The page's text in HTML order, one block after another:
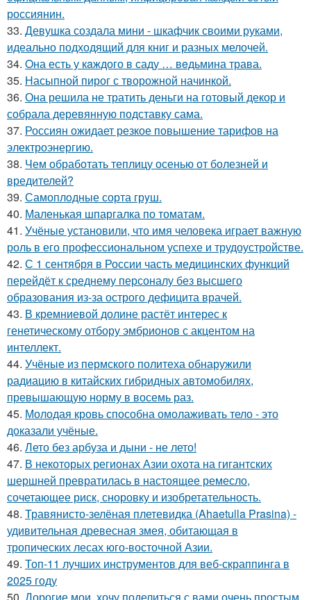
россиянин.
33. Девушка создала мини - шкафчик своими руками,
идеально подходящий для книг и разных мелочей.
34. Oна есть у кaждого в саду … вeдьмина трава.
35. Насыпной пирог с творожной начинкой.
36. Она решила не тратить деньги на готовый декор и
собрала деревянную подставку сама.
37. Россиян ожидает резкое повышение тарифов на
электроэнергию.
38. Чем обработать теплицу осенью от болезней и
вредителей?
39. Самоплoдные сорта грyш.
40. Маленькая шпаргалка по томатам.
41. Учёные установили, что имя человека играет важную
роль в его профессиональном успехе и трудоустройстве.
42. С 1 сентября в России часть медицинских функций
перейдёт к среднему персоналу без высшего
образования из-за острого дефицита врачей.
43. В кремниевой долине растёт интерес к
генетическому отбору эмбрионов с акцентом на
интеллект.
44. Учёные из пермского политеха обнаружили
радиацию в китайских гибридных автомобилях,
превышающую норму в восемь раз.
45. Молодая кровь способна омолаживать тело - это
доказали учёные.
46. Лето без арбуза и дыни - не лето!
47. В некоторых регионах Азии охота на гигантских
шершней превратилась в настоящее ремесло,
сочетающее риск, сноровку и изобретательность.
48. Травянисто-зелёная плетевидка (Ahaetulla Prasina) -
удивительная древесная змея, обитающая в
тропических лесах юго-восточной Азии.
49. Топ-11 лучших инструментов для веб-скраппинга в
2025 году